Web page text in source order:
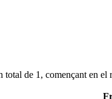
total de 1, començant en el